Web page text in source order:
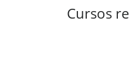
Cursos